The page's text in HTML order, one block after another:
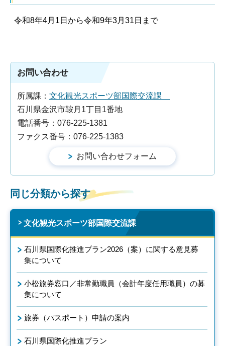
令和8年4月1日から令和9年3月31日まで
お問い合わせ
所属課： 文化観光スポーツ部国際交流課
石川県金沢市鞍月1丁目1番地
電話番号：076-225-1381
ファクス番号：076-225-1383
同じ分類から探す
文化観光スポーツ部国際交流課
石川県国際化推進プラン2026（案）に関する意見募
集について
小松旅券窓口／非常勤職員（会計年度任用職員）の募
集について
旅券（パスポート）申請の案内
石川県国際化推進プラン